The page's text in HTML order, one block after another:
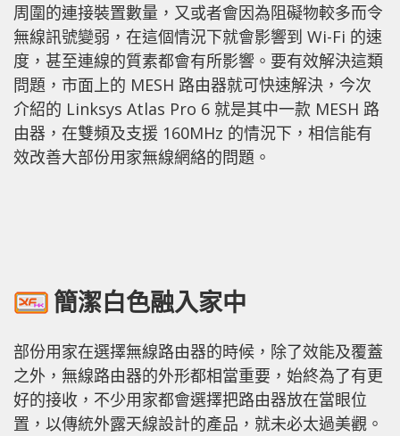
周圍的連接裝置數量，又或者會因為阻礙物較多而令
無線訊號變弱，在這個情況下就會影響到 Wi-Fi 的速
度，甚至連線的質素都會有所影響。要有效解決這類
問題，市面上的 MESH 路由器就可快速解決，今次
介紹的 Linksys Atlas Pro 6 就是其中一款 MESH 路
由器，在雙頻及支援 160MHz 的情況下，相信能有
效改善大部份用家無線網絡的問題。
簡潔白色融入家中
部份用家在選擇無線路由器的時候，除了效能及覆蓋
之外，無線路由器的外形都相當重要，始終為了有更
好的接收，不少用家都會選擇把路由器放在當眼位
置，以傳統外露天線設計的產品，就未必太過美觀。